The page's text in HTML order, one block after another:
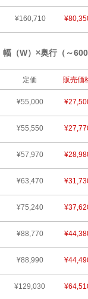
¥160,710
幅（W）×奥行（～
定価 販売価
¥55,000
¥55,550
¥57,970
¥63,470
¥75,240
¥88,770
¥88,990
¥129,030